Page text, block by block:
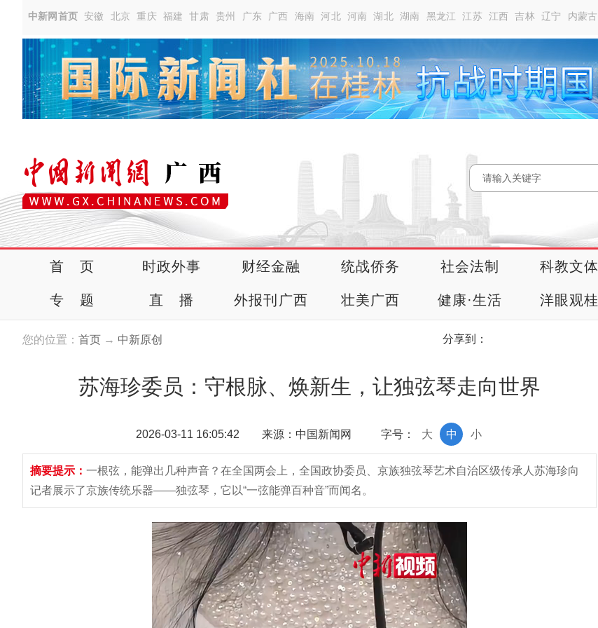
中新网首页 安徽 北京 重庆 福建 甘肃 贵州 广东 广西 海南 河北 河南 湖北 湖南 黑龙江 江苏 江西 吉林 辽宁 内蒙古
首 页 时政外事 财经金融 统战侨务 社会法制 科教文体
专 题 直 播 外报刊广西 壮美广西 健康·生活 洋眼观桂
您的位置： 首页 → 中新原创 分享到：
苏海珍委员：守根脉、焕新生，让独弦琴走向世界
2026-03-11 16:05:42 来源：中国新闻网 字号： 小
中
大
摘要提示： 一根弦，能弹出几种声音？在全国两会上，全国政协委员、京族独弦琴艺术自治区级传承人苏海珍向
记者展示了京族传统乐器——独弦琴，它以“一弦能弹百种音”而闻名。